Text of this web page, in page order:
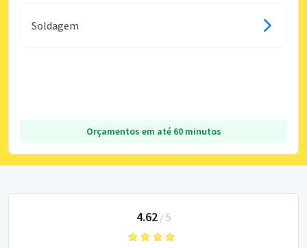
Soldagem
Orçamentos em até 60 minutos
4.62/ 5